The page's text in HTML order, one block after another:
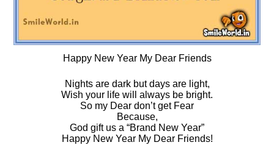
Happy New Year My Dear Friends
Nights are dark but days are light,
Wish your life will always be bright.
So my Dear don’t get Fear
Because,
God gift us a “Brand New Year”
Happy New Year My Dear Friends!